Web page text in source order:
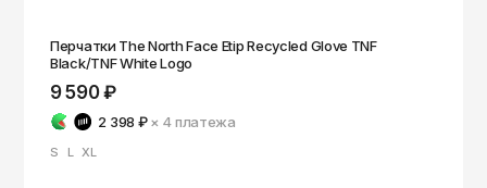
Перчатки The North Face Etip Recycled Glove TNF
Black/TNF White Logo
9 590 ₽
2 398 ₽ × 4платежа
S L XL